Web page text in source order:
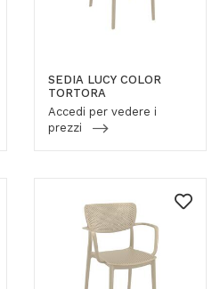
SEDIA LUCY COLOR
TORTORA
Accedi per vedere i
prezzi